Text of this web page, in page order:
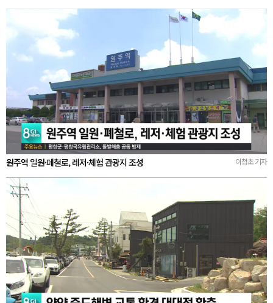
원주역 일원·폐철로, 레저·체험 관광지 조성 이청초 기자